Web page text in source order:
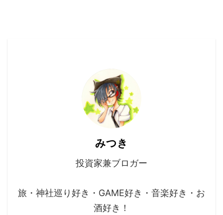
みつき
投資家兼ブロガー
旅・神社巡り好き・GAME好き・音楽好き・お
酒好き！